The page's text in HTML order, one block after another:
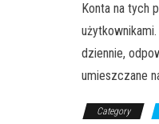
Konta na tych
dziennie,
umieszczane
Category